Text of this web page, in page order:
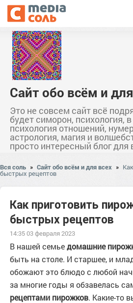
Сайт обо всём и
Это не совсем сайт всё
будет симорон, психология,
психология отношений,
астрология, магия и
просто интересный блог для
Вся соль » Сайт обо всём и для всех »
быстрых рецептов
Как приготовить
быстрых рецептов
14:35 03 февраля 2023
В нашей семьедомашние
быть на столе. И старшее, и
обожают это блюдо с любой
за многие годы я обзавелась
рецептами пирожков. Какие-то